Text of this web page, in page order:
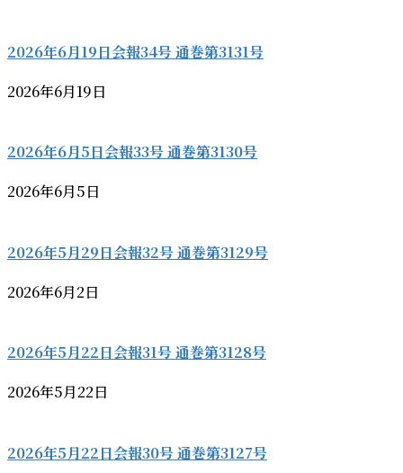
2026年6月19日会報34号 通巻第3131号
2026年6月19日
2026年6月5日会報33号 通巻第3130号
2026年6月5日
2026年5月29日会報32号 通巻第3129号
2026年6月2日
2026年5月22日会報31号 通巻第3128号
2026年5月22日
2026年5月22日会報30号 通巻第3127号